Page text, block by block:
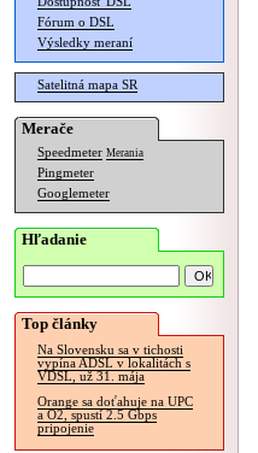
Fórum o DSL
Výsledky meraní
Satelitná mapa SR
Merače
Speedmeter Merania
Pingmeter
Googlemeter
Hľadanie
Top články
Na Slovensku sa v tichosti
vypína ADSL v lokalitách s
VDSL, už 31. mája
Orange sa doťahuje na UPC
a O2, spustí 2.5 Gbps
pripojenie